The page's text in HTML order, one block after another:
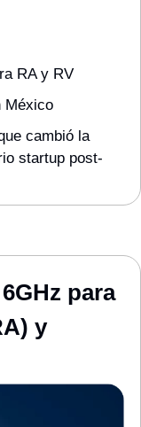
RA y RV
México
cambió la
startup post-
para
y